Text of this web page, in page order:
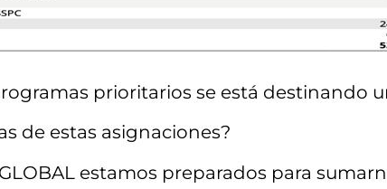
prioritarios se está destinando
de estas asignaciones?
estamos preparados para